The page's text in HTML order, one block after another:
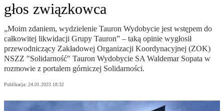
głos związkowca
„Moim zdaniem, wydzielenie Tauron Wydobycie jest wstępem do
całkowitej likwidacji Grupy Tauron” – taką opinie wygłosił
przewodniczący Zakładowej Organizacji Koordynacyjnej (ZOK)
NSZZ "Solidarność" Tauron Wydobycie SA Waldemar Sopata w
rozmowie z portalem górniczej Solidarności.
Publikacja: 24.01.2023 18:32